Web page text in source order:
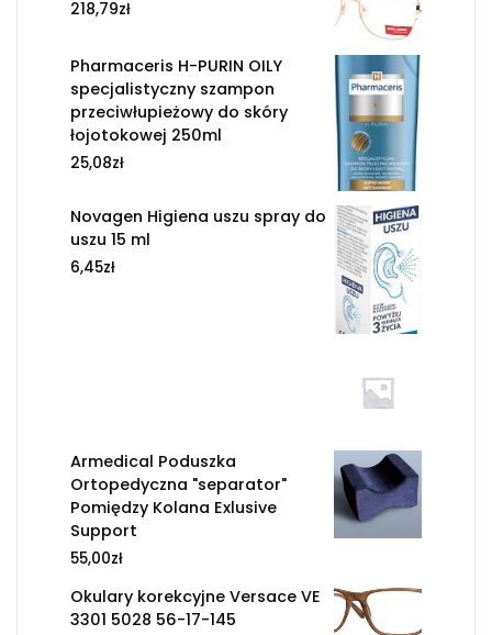
218,79zł
Pharmaceris H-PURIN OILY
specjalistyczny szampon
przeciwłupieżowy do skóry
łojotokowej 250ml
25,08zł
Novagen Higiena uszu spray do
uszu 15 ml
6,45zł
Armedical Poduszka
Ortopedyczna "separator"
Pomiędzy Kolana Exlusive
Support
55,00zł
Okulary korekcyjne Versace VE
3301 5028 56-17-145